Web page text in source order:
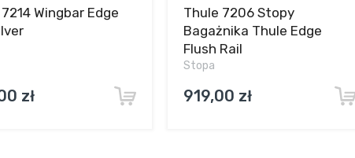
Wingbar Edge
zł
Thule 7206 Stopy
Bagażnika Thule Edge
Flush Rail
Stopa
919,00 zł